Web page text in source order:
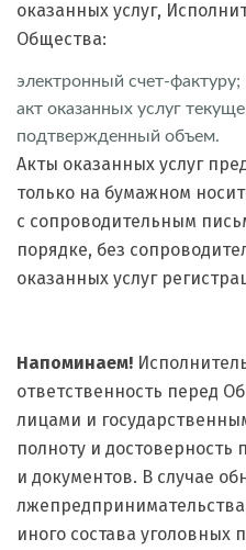
оказанных услуг,
Общества:
электронный счет-фактуру;
акт оказанных услуг
подтвержденный объем.
Акты оказанных услуг
только на бумажном
с сопроводительным
порядке, без
оказанных услуг
Напоминаем!
ответственность перед
лицами и
полноту и достоверность
и документов. В случае
иного состава уголовных